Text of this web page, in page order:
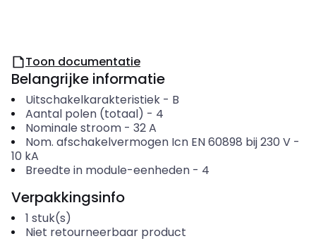
Toon documentatie
Belangrijke informatie
Uitschakelkarakteristiek- B
Aantal polen (totaal) - 4
Nominale stroom- 32A
Nom. afschakelvermogen Icn EN 60898 bij 230 V-
10 kA
Breedte in module-eenheden- 4
Verpakkingsinfo
1 stuk(s)
Niet retourneerbaar product